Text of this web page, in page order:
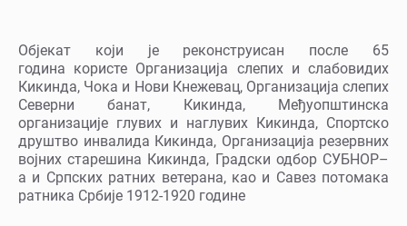
Објекат који је реконструисан после 65
година користе Организација слепих и слабовидих
Кикинда, Чока и Нови Кнежевац, Организација слепих
Северни банат, Кикинда, Међуопштинска
организације глувих и наглувих Кикинда, Спортско
друштво инвалида Кикинда, Организација резервних
војних старешина Кикинда, Градски одбор СУБНОР–
а и Српских ратних ветерана, као и Савез потомака
ратника Србије 1912-1920 године